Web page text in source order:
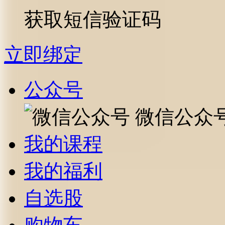
获取短信验证码
立即绑定
公众号
微信公众
我的课程
我的福利
自选股